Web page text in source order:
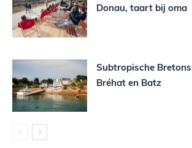
Donau, taart bij oma
Subtropische
Bréhat en Batz